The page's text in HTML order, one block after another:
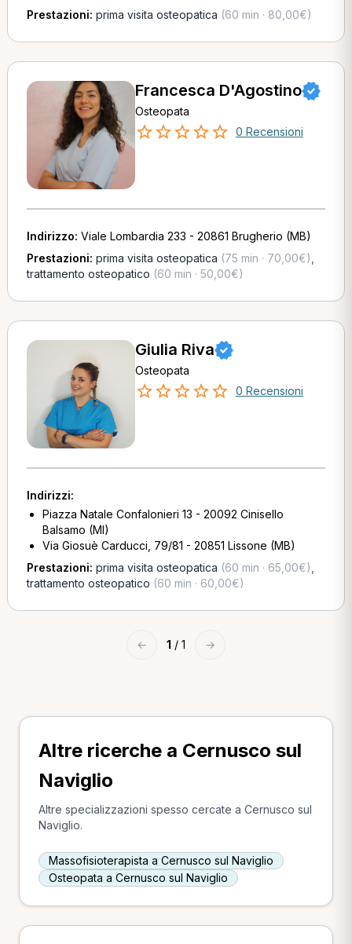
Prestazioni: prima visita osteopatica (60 min · 80,00€)
Francesca D'Agostino
Osteopata
0 Recensioni
Indirizzo: Viale Lombardia 233 - 20861 Brugherio (MB)
Prestazioni: prima visita osteopatica (75 min · 70,00€)
trattamento osteopatico (60 min · 50,00€)
Giulia Riva
Osteopata
0 Recensioni
Indirizzi:
Piazza Natale Confalonieri 13 - 20092 Cinisello
Balsamo (MI)
Via Giosuè Carducci, 79/81 - 20851 Lissone (MB)
Prestazioni: prima visita osteopatica (60 min · 65,00€)
trattamento osteopatico (60 min · 60,00€)
← 1 / 1 →
Altre ricerche a Cernusco sul
Naviglio
Altre specializzazioni spesso cercate a Cernusco sul
Naviglio.
Massofisioterapista a Cernusco sul Naviglio
Osteopata a Cernusco sul Naviglio